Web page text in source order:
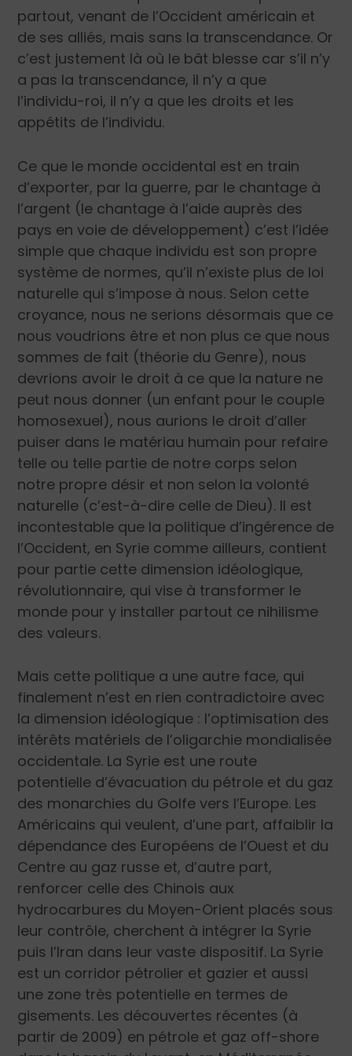
partout, venant de l’Occident américain et
de ses alliés, mais sans la transcendance. Or
c’est justement là où le bât blesse car s’il n’y
a pas la transcendance, il n’y a que
l’individu-roi, il n’y a que les droits et les
appétits de l’individu.
Ce que le monde occidental est en train
d’exporter, par la guerre, par le chantage à
l’argent (le chantage à l’aide auprès des
pays en voie de développement) c’est l’idée
simple que chaque individu est son propre
système de normes, qu’il n’existe plus de loi
naturelle qui s’impose à nous. Selon cette
croyance, nous ne serions désormais que ce
nous voudrions être et non plus ce que nous
sommes de fait (théorie du Genre), nous
devrions avoir le droit à ce que la nature ne
peut nous donner (un enfant pour le couple
homosexuel), nous aurions le droit d’aller
puiser dans le matériau humain pour refaire
telle ou telle partie de notre corps selon
notre propre désir et non selon la volonté
naturelle (c’est-à-dire celle de Dieu). Il est
incontestable que la politique d’ingérence de
l’Occident, en Syrie comme ailleurs, contient
pour partie cette dimension idéologique,
révolutionnaire, qui vise à transformer le
monde pour y installer partout ce nihilisme
des valeurs.
Mais cette politique a une autre face, qui
finalement n’est en rien contradictoire avec
la dimension idéologique : l’optimisation des
intérêts matériels de l’oligarchie mondialisée
occidentale. La Syrie est une route
potentielle d’évacuation du pétrole et du gaz
des monarchies du Golfe vers l’Europe. Les
Américains qui veulent, d’une part, affaiblir la
dépendance des Européens de l’Ouest et du
Centre au gaz russe et, d’autre part,
renforcer celle des Chinois aux
hydrocarbures du Moyen-Orient placés sous
leur contrôle, cherchent à intégrer la Syrie
puis l’Iran dans leur vaste dispositif. La Syrie
est un corridor pétrolier et gazier et aussi
une zone très potentielle en termes de
gisements. Les découvertes récentes (à
partir de 2009) en pétrole et gaz off-shore